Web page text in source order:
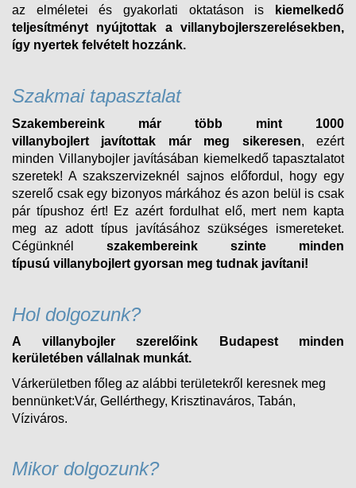
az elméletei és gyakorlati oktatáson is kiemelkedő
teljesítményt nyújtottak a villanybojlerszerelésekben,
így nyertek felvételt hozzánk.
Szakmai tapasztalat
Szakembereink már több mint 1000
villanybojlert javítottak már meg sikeresen, ezért
minden Villanybojler javításában kiemelkedő tapasztalatot
szeretek! A szakszervizeknél sajnos előfordul, hogy egy
szerelő csak egy bizonyos márkához és azon belül is csak
pár típushoz ért! Ez azért fordulhat elő, mert nem kapta
meg az adott típus javításához szükséges ismereteket.
Cégünknél szakembereink szinte minden
típusú villanybojlert gyorsan meg tudnak javítani!
Hol dolgozunk?
A villanybojler szerelőink Budapest minden
kerületében vállalnak munkát.
Várkerületben főleg az alábbi területekről keresnek meg
bennünket:Vár, Gellérthegy, Krisztinaváros, Tabán,
Víziváros.
Mikor dolgozunk?